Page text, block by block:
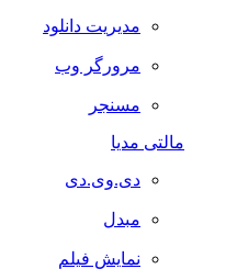
مدیریت دانلود
مرورگر وب
مسنجر
مالتی مدیا
دی.وی.دی
مبدل
نمایش فیلم